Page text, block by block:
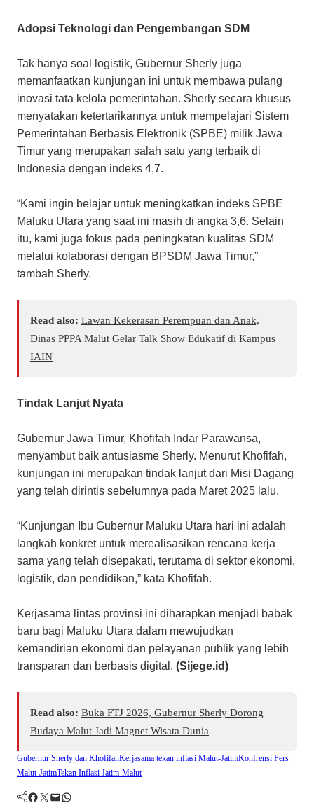
Adopsi Teknologi dan Pengembangan SDM
Tak hanya soal logistik, Gubernur Sherly juga
memanfaatkan kunjungan ini untuk membawa pulang
inovasi tata kelola pemerintahan. Sherly secara khusus
menyatakan ketertarikannya untuk mempelajari Sistem
Pemerintahan Berbasis Elektronik (SPBE) milik Jawa
Timur yang merupakan salah satu yang terbaik di
Indonesia dengan indeks 4,7.
​“Kami ingin belajar untuk meningkatkan indeks SPBE
Maluku Utara yang saat ini masih di angka 3,6. Selain
itu, kami juga fokus pada peningkatan kualitas SDM
melalui kolaborasi dengan BPSDM Jawa Timur,”
tambah Sherly.
Read also: Lawan Kekerasan Perempuan dan Anak,
Dinas PPPA Malut Gelar Talk Show Edukatif di Kampus
IAIN
Tindak Lanjut Nyata
Gubernur Jawa Timur, Khofifah Indar Parawansa,
menyambut baik antusiasme Sherly. Menurut Khofifah,
kunjungan ini merupakan tindak lanjut dari Misi Dagang
yang telah dirintis sebelumnya pada Maret 2025 lalu.
​“Kunjungan Ibu Gubernur Maluku Utara hari ini adalah
langkah konkret untuk merealisasikan rencana kerja
sama yang telah disepakati, terutama di sektor ekonomi,
logistik, dan pendidikan,” kata Khofifah.
​Kerjasama lintas provinsi ini diharapkan menjadi babak
baru bagi Maluku Utara dalam mewujudkan
kemandirian ekonomi dan pelayanan publik yang lebih
transparan dan berbasis digital. (Sijege.id)
Read also: Buka FTJ 2026, Gubernur Sherly Dorong
Budaya Malut Jadi Magnet Wisata Dunia
Gubernur Sherly dan KhofifahKerjasama tekan inflasi Malut-JatimKonfrensi Pers
Malut-JatimTekan Inflasi Jatim-Malut
Facebook Twitter Mail WhatsApp